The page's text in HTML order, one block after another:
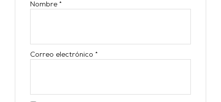
Nombre*
Correo electrónico*